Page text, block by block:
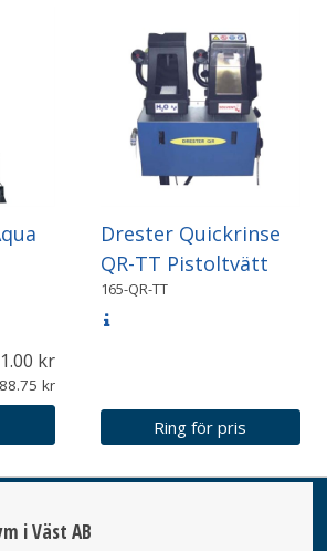
Drester Quickrinse
QR-TT Pistoltvätt
165-QR-TT
Ring för pris
i Väst AB